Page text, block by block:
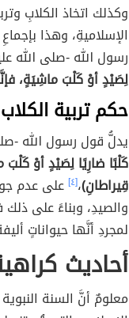
وكذلك اتخاذ الكلابِ
الإسلاميةِ، وهذا
رسول الله -صلى الله
لِصَيْدٍ أوْ كَلْبَ ماشِيَةٍ،
حكم تربية
يدلُّ قول رسول الله -
كَلْبًا ضارِيًا لِصَيْدٍ أوْ
قِيراطانِ)،[٤]
على عدم
والصيدِ، وبناءً على
لمجردِ أنَّها حيواناتٍ
أحاديث
معلومٌ أنَّ السنة